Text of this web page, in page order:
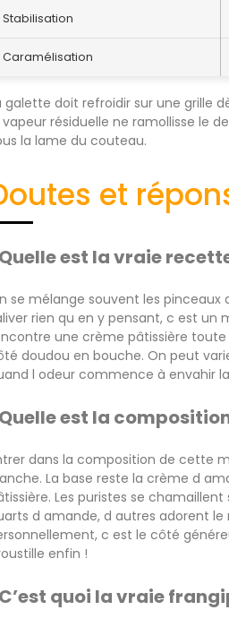
Stabilisation
Caramélisation
galette doit refroidir sur une grille
vapeur résiduelle ne ramollisse le
la lame du couteau.
et
Quelle est la vraie
se mélange souvent les
rien qu en y pensant, c est
une crème pâtissière
doudou en bouche. On peut
l odeur commence à envahir
Quelle est la
dans la composition de cette
La base reste la crème d
Les puristes se
d amande, d autres adorent
c est le côté
enfin !
C’est quoi la vraie